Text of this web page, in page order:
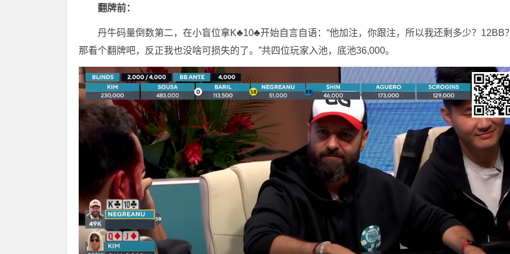
翻牌前：
丹牛码量倒数第二，在小盲位拿K♣10♣开始自言自语：“他加注，你跟注，所以我还剩多少？12BB？
那看个翻牌吧，反正我也没啥可损失的了。”共四位玩家入池，底池36,000。